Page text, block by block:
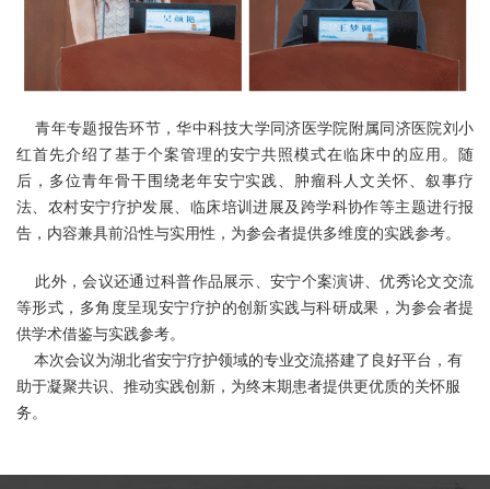
青年专题报告环节，华中科技大学同济医学院附属同济医院刘小
红首先介绍了基于个案管理的安宁共照模式在临床中的应用。随
后，多位青年骨干围绕老年安宁实践、肿瘤科人文关怀、叙事疗
法、农村安宁疗护发展、临床培训进展及跨学科协作等主题进行报
告，内容兼具前沿性与实用性，为参会者提供多维度的实践参考。
此外，会议还通过科普作品展示、安宁个案演讲、优秀论文交流
等形式，多角度呈现安宁疗护的创新实践与科研成果，为参会者提
供学术借鉴与实践参考。
本次会议为湖北省安宁疗护领域的专业交流搭建了良好平台，有
助于凝聚共识、推动实践创新，为终末期患者提供更优质的关怀服
务。